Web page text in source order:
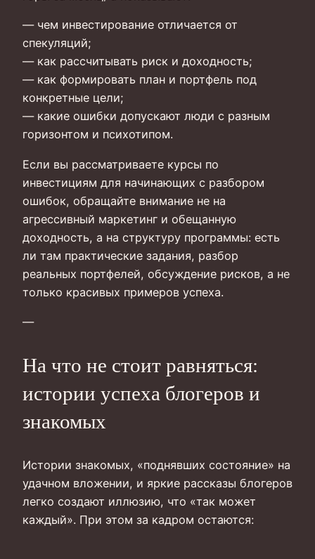
— чем инвестирование отличается от
спекуляций;
— как рассчитывать риск и доходность;
— как формировать план и портфель под
конкретные цели;
— какие ошибки допускают люди с разным
горизонтом и психотипом.
Если вы рассматриваете курсы по
инвестициям для начинающих с разбором
ошибок, обращайте внимание не на
агрессивный маркетинг и обещанную
доходность, а на структуру программы: есть
ли там практические задания, разбор
реальных портфелей, обсуждение рисков, а не
только красивых примеров успеха.
—
На что не стоит равняться:
истории успеха блогеров и
знакомых
Истории знакомых, «поднявших состояние» на
удачном вложении, и яркие рассказы блогеров
легко создают иллюзию, что «так может
каждый». При этом за кадром остаются: